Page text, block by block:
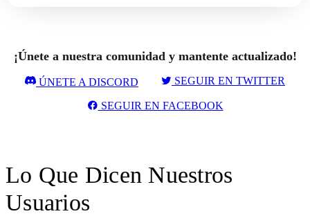
¡Únete a nuestra comunidad y mantente actualizado!
ÚNETE A DISCORD SEGUIR EN TWITTER
SEGUIR EN FACEBOOK
Lo Que Dicen Nuestros
Usuarios